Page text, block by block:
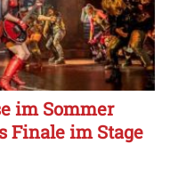
im Sommer
Finale im Stage